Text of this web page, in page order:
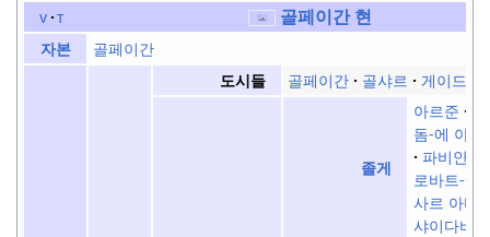
v t 골페이간 현
자본 골페이간
도시들 골페이간 골샤르 게이드
졸게
아르준
돔-에 아스
파비안
로바트-에
사르 아바
샤이다바드